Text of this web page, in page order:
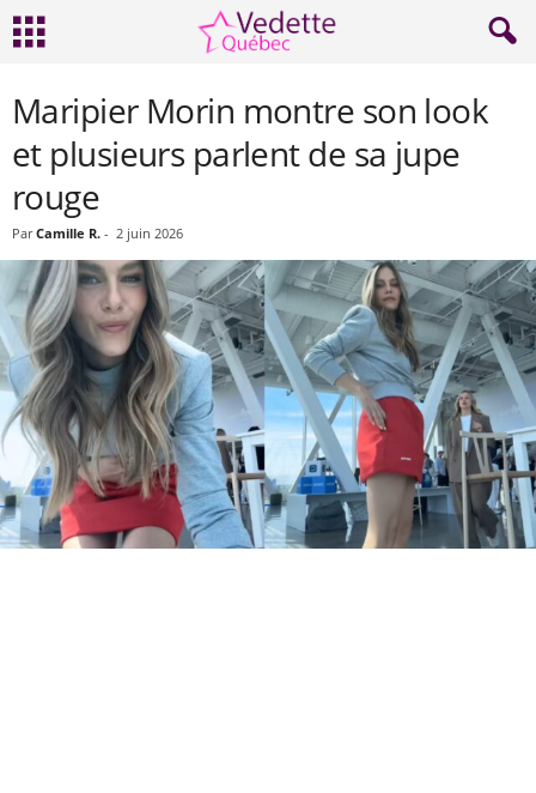
Maripier Morin montre son look
et plusieurs parlent de sa jupe
rouge
Par Camille R. - 2 juin 2026